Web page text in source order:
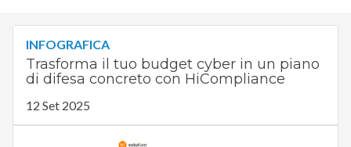
INFOGRAFICA
Trasforma il tuo budget cyber in un piano
di difesa concreto con HiCompliance
12 Set 2025